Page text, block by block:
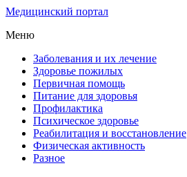
Медицинский портал
Меню
Заболевания и их лечение
Здоровье пожилых
Первичная помощь
Питание для здоровья
Профилактика
Психическое здоровье
Реабилитация и восстановление
Физическая активность
Разное